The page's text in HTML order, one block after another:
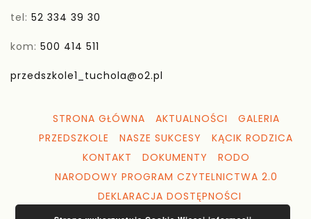
tel: 52 334 39 30
kom: 500 414 511
przedszkole1_tuchola@o2.pl
STRONA GŁÓWNA AKTUALNOŚCI
GALERIA
PRZEDSZKOLE
NASZE SUKCESY
KĄCIK RODZICA
KONTAKT
DOKUMENTY
RODO
NARODOWY PROGRAM CZYTELNICTWA 2.0
DEKLARACJA DOSTĘPNOŚCI